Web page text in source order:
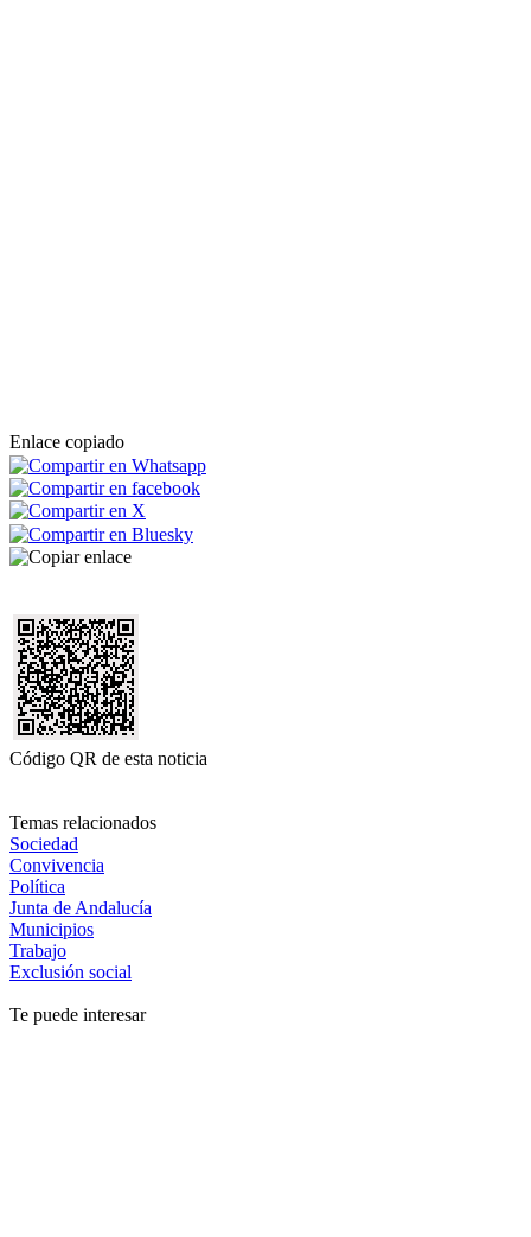
Enlace copiado
Código QR de esta noticia
Temas relacionados
Sociedad
Convivencia
Política
Junta de Andalucía
Municipios
Trabajo
Exclusión social
Te puede interesar